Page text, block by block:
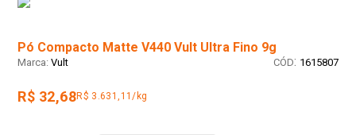
Pó Compacto Matte V440 Vult Ultra Fino 9g
Vult : 1615807
R$ 32,68R$ 3.631,11/kg